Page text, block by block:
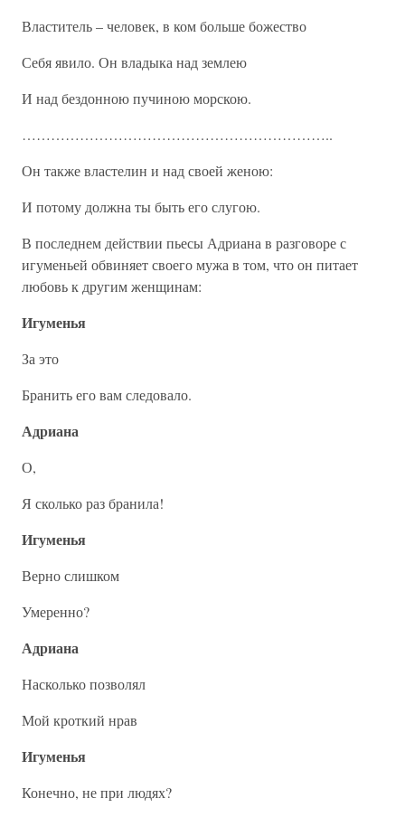
Властитель – человек, в ком больше божество
Себя явило. Он владыка над землею
И над бездонною пучиною морскою.
………………………………………………………..
Он также властелин и над своей женою:
И потому должна ты быть его слугою.
В последнем действии пьесы Адриана в разговоре с
игуменьей обвиняет своего мужа в том, что он питает
любовь к другим женщинам:
Игуменья
За это
Бранить его вам следовало.
Адриана
О,
Я сколько раз бранила!
Игуменья
Верно слишком
Умеренно?
Адриана
Насколько позволял
Мой кроткий нрав
Игуменья
Конечно, не при людях?